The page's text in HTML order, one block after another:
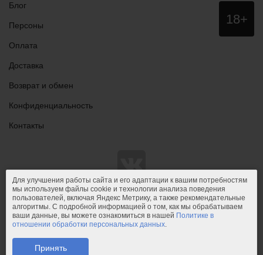
Блог
Персоны
Оплата
Доставка
Возврат и обмен
Конфиденциальность
Контакты
18+
сайт НЕ
для
© 2011-2026.PIPIDU.ru— интернет-магазин
интимных товаров (сексшоп).
— интернет-магазин, который доставляет удовольствие.
Для улучшения работы сайта и его адаптации к вашим потребностям
мы используем файлы cookie и технологии анализа поведения
пользователей, включая Яндекс Метрику, а также рекомендательные
алгоритмы. С подробной информацией о том, как мы обрабатываем
ваши данные, вы можете ознакомиться в нашей Политике в
отношении обработки персональных данных.
Принять